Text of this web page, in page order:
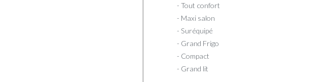
- Tout confort
- Maxi salon
- Suréquipé
- Grand Frigo
- Compact
- Grand lit